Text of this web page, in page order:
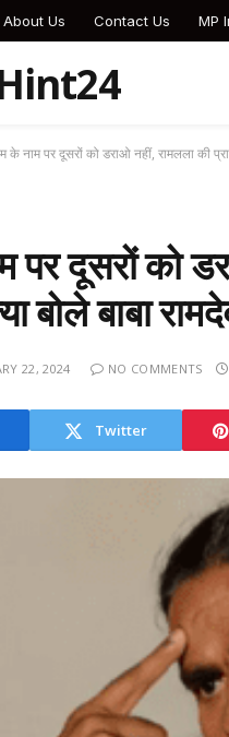
About Us Contact Us MP
के नाम पर दूसरों को डराओ नहीं, रामलला की
पर दूसरों को
बोले बाबा
22, 2024 NO COMMENTS
Twitter